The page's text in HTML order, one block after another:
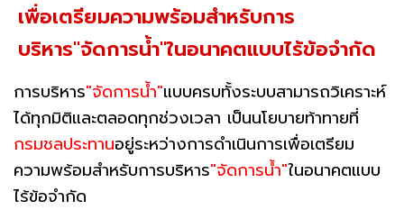
เพื่อเตรียมความพร้อมสำหรับการ
บริหาร"จัดการน้ำ"ในอนาคตแบบไร้ข้อจำกัด
การบริหาร"จัดการน้ำ"แบบครบทั้งระบบสามารถวิเคราะห์
ได้ทุกมิติและตลอดทุกช่วงเวลา เป็นนโยบายท้าทายที่
กรมชลประทานอยู่ระหว่างการดำเนินการเพื่อเตรียม
ความพร้อมสำหรับการบริหาร"จัดการน้ำ"ในอนาคตแบบ
ไร้ข้อจำกัด